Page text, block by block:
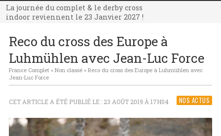
La journée du complet & le derby cross
indoor reviennent le 23 Janvier 2027 !
indoor reviennent le 23 Janvier 2027 !
Reco du cross des Europe à
Luhmühlen avec Jean-Luc Force
France Complet» Non classé» Reco du cross des Europe à Luhmühlen avec
Jean-Luc Force
NOS ACTUS
CET ARTICLE A ÉTÉ PUBLIÉ LE : 23 AOÛT 2019 À 17H04